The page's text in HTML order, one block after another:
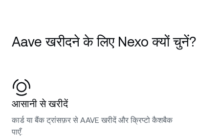
Aave खरीदने के लिए Nexo क्यों चुनें?
आसानी से खरीदें
कार्ड या बैंक ट्रांसफ़र से AAVE खरीदें और क्रिप्टो कैशबैक
पाएँ.